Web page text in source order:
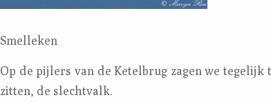
Smelleken
Op de pijlers van de Ketelbrug zagen we
zitten, de slechtvalk.